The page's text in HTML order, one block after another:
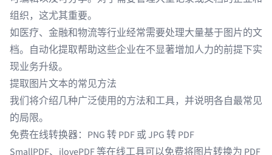
组织，这尤其重要。
如医疗、金融和物流等行业经常需要处理大量基于图片的文
档。自动化提取帮助这些企业在不显著增加人力的前提下实
现业务升级。
提取图片文本的常见方法
我们将介绍几种广泛使用的方法和工具，并说明各自最常见
的局限。
免费在线转换器：PNG 转 PDF 或 JPG 转 PDF
SmallPDF、ilovePDF 等在线工具可以免费将图片转换为 PDF